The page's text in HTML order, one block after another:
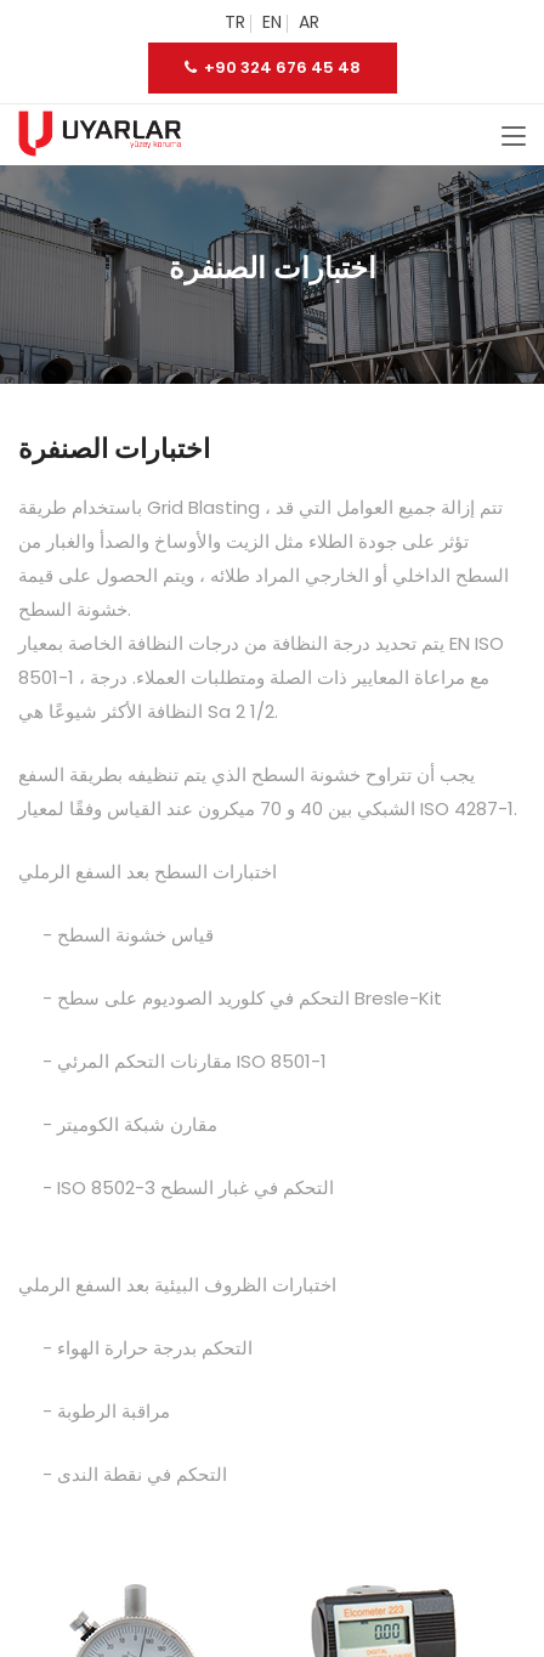
TR EN AR
+90 324 676 45 48
اختبارات الصنفرة
اختبارات الصنفرة
باستخدام طريقة Grid Blasting ، تتم إزالة جميع العوامل التي قد
تؤثر على جودة الطلاء مثل الزيت والأوساخ والصدأ والغبار من
السطح الداخلي أو الخارجي المراد طلائه ، ويتم الحصول على قيمة
خشونة السطح.
يتم تحديد درجة النظافة من درجات النظافة الخاصة بمعيار EN ISO
8501-1 ، مع مراعاة المعايير ذات الصلة ومتطلبات العملاء. درجة
النظافة الأكثر شيوعًا هي Sa 2 1/2.
يجب أن تتراوح خشونة السطح الذي يتم تنظيفه بطريقة السفع
الشبكي بين 40 و 70 ميكرون عند القياس وفقًا لمعيار ISO 4287-1.
اختبارات السطح بعد السفع الرملي
- قياس خشونة السطح
- التحكم في كلوريد الصوديوم على سطح Bresle-Kit
- مقارنات التحكم المرئي ISO 8501-1
- مقارن شبكة الكوميتر
- ISO 8502-3 التحكم في غبار السطح
اختبارات الظروف البيئية بعد السفع الرملي
- التحكم بدرجة حرارة الهواء
- مراقبة الرطوبة
- التحكم في نقطة الندى